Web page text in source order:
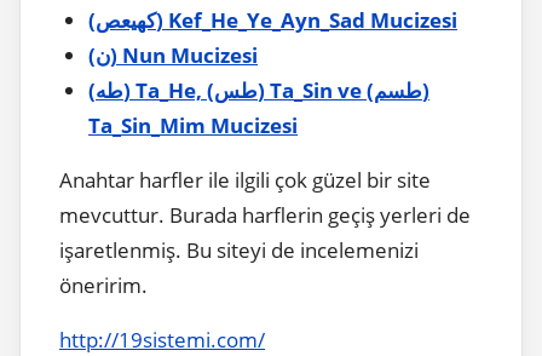
(كهيعص) Kef_He_Ye_Ayn_Sad Mucizesi
(ن) Nun Mucizesi
(طه) Ta_He, (طس) Ta_Sin ve (طسم)
Ta_Sin_Mim Mucizesi
Anahtar harfler ile ilgili çok güzel bir site
mevcuttur. Burada harflerin geçiş yerleri de
işaretlenmiş. Bu siteyi de incelemenizi
öneririm.
http://19sistemi.com/